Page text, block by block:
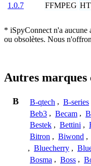
1.0.7 FFMPEG
* iSpyConnect n'a aucune
ou obsolètes. Nous
Autres
B B-qtech , B-series
Beb3 , Becam ,
Bestek , Bettini ,
Bitron , Biwond ,
, Bluecherry ,
Bosma , Boss ,